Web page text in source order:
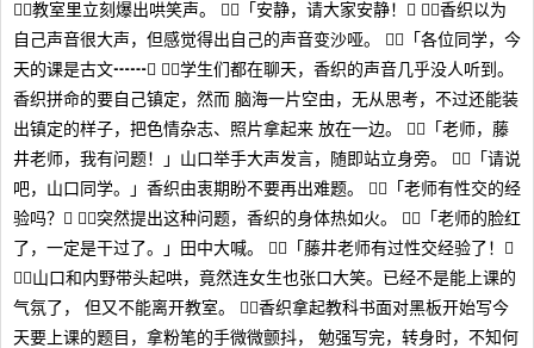
教室里立刻爆出哄笑声。 「安静，请大家安静！」 香织以为
自己声音很大声，但感觉得出自己的声音变沙哑。 「各位同学，今
天的课是古文┅┅」 学生们都在聊天，香织的声音几乎没人听到。
香织拼命的要自己镇定，然而 脑海一片空由，无从思考，不过还能装
出镇定的样子，把色情杂志、照片拿起来 放在一边。 「老师，藤
井老师，我有问题！」山口举手大声发言，随即站立身旁。 「请说
吧，山口同学。」香织由衷期盼不要再出难题。 「老师有性交的经
验吗？」 突然提出这种问题，香织的身体热如火。 「老师的脸红
了，一定是干过了。」田中大喊。 「藤井老师有过性交经验了！」
山口和内野带头起哄，竟然连女生也张口大笑。已经不是能上课的
气氛了， 但又不能离开教室。 香织拿起教科书面对黑板开始写今
天要上课的题目，拿粉笔的手微微颤抖， 勉强写完，转身时，不知何